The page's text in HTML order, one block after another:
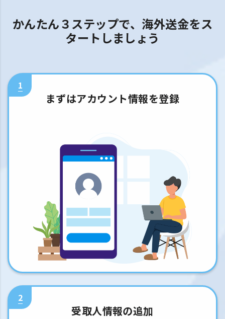
かんたん３ステップで、海外送金をス
タートしましょう
1
まずはアカウント情報を登録
2
受取人情報の追加